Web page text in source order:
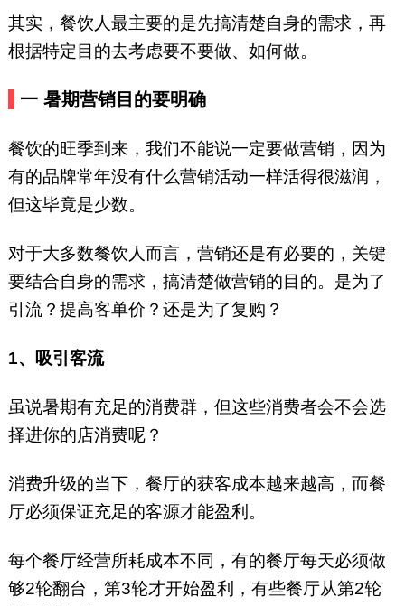
其实，餐饮人最主要的是先搞清楚自身的需求，再
根据特定目的去考虑要不要做、如何做。
一暑期营销目的要明确
餐饮的旺季到来，我们不能说一定要做营销，因为
有的品牌常年没有什么营销活动一样活得很滋润，
但这毕竟是少数。
对于大多数餐饮人而言，营销还是有必要的，关键
要结合自身的需求，搞清楚做营销的目的。是为了
引流？提高客单价？还是为了复购？
1、吸引客流
虽说暑期有充足的消费群，但这些消费者会不会选
择进你的店消费呢？
消费升级的当下，餐厅的获客成本越来越高，而餐
厅必须保证充足的客源才能盈利。
每个餐厅经营所耗成本不同，有的餐厅每天必须做
够2轮翻台，第3轮才开始盈利，有些餐厅从第2轮